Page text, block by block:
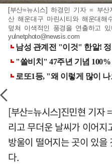
[부산=뉴시스] 하경민 기자 = 부
산 해운대구 마린시티와 해운대해
덮쳐 이색적인 풍경을 연출하고 있
yulnetphoto@newsis.com
[부산=뉴시스]진민현 기자
리고 무더운 날씨가 이어
방울이 떨어지는 곳이 있
다.